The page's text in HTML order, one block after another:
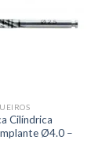
Cilíndrica
Ø4.0 –